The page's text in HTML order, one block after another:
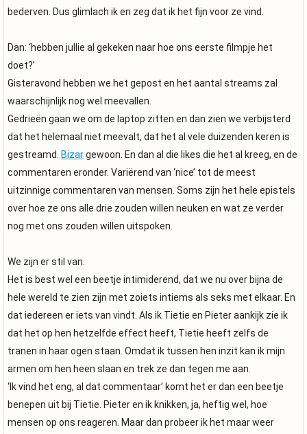
bederven. Dus glimlach ik en zeg dat ik het fijn voor ze vind.
Dan: ‘hebben jullie al gekeken naar hoe ons eerste filmpje het
doet?’
Gisteravond hebben we het gepost en het aantal streams zal
waarschijnlijk nog wel meevallen.
Gedrieën gaan we om de laptop zitten en dan zien we verbijsterd
dat het helemaal niet meevalt, dat het al vele duizenden keren is
gestreamd.
Bizargewoon. En dan al die likes die het al kreeg, en de
commentaren eronder. Variërend van ‘nice’ tot de meest
uitzinnige commentaren van mensen. Soms zijn het hele epistels
over hoe ze ons alle drie zouden willen neuken en wat ze verder
nog met ons zouden willen uitspoken.
We zijn er stil van.
Het is best wel een beetje intimiderend, dat we nu over bijna de
hele wereld te zien zijn met zoiets intiems als seks met elkaar. En
dat iedereen er iets van vindt. Als ik Tietie en Pieter aankijk zie ik
dat het op hen hetzelfde effect heeft, Tietie heeft zelfs de
tranen in haar ogen staan. Omdat ik tussen hen inzit kan ik mijn
armen om hen heen slaan en trek ze dan tegen me aan.
‘Ik vind het eng, al dat commentaar’ komt het er dan een beetje
benepen uit bij Tietie. Pieter en ik knikken, ja, heftig wel, hoe
mensen op ons reageren. Maar dan probeer ik het maar weer